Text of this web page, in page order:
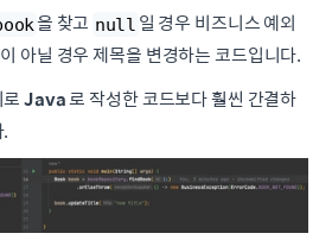
을 찾고 null 일 경우 비즈니스 예외
이 아닐 경우 제목을 변경하는 코드입니다.
로Java로 작성한 코드보다 훨씬 간결하